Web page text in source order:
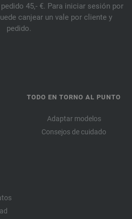
45,- €. Para iniciar sesión por
canjear un vale por cliente y
pedido.
TODO EN TORNO AL PUNTO
Adaptar modelos
Consejos de cuidado